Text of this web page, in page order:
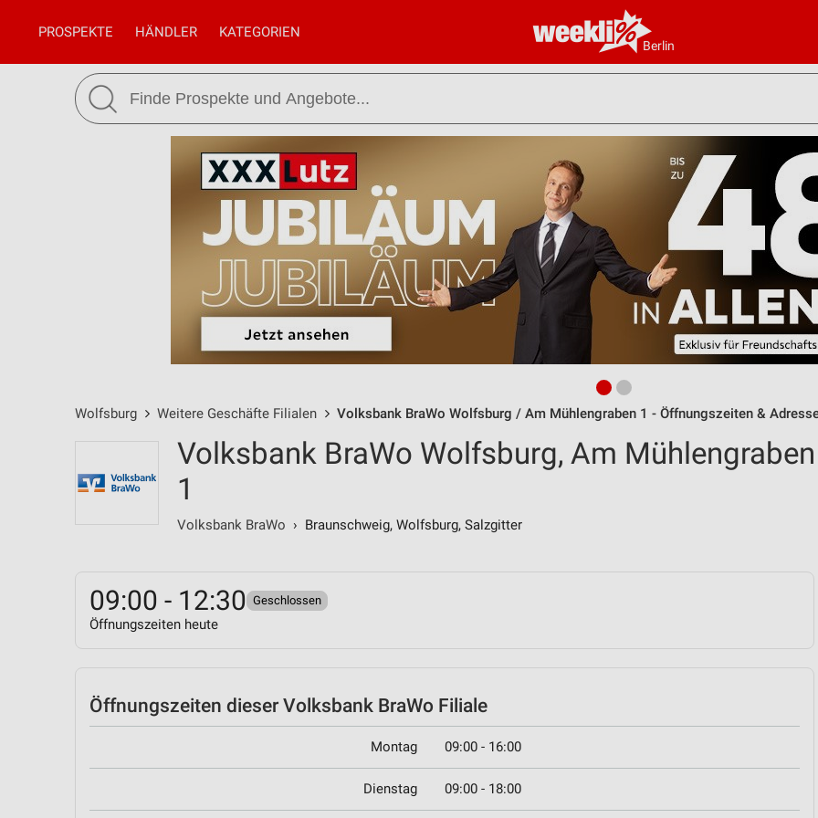
Berlin
PROSPEKTE HÄNDLER KATEGORIEN
Wolfsburg Weitere Geschäfte Filialen Volksbank BraWo Wolfsburg / Am Mühlengraben 1 - Öffnungszeiten &
Volksbank BraWo Wolfsburg, Am Mühlengraben
1
Volksbank BraWo › Braunschweig, Wolfsburg, Salzgitter
09:00 - 12:30 Geschlossen
Öffnungszeiten heute
Öffnungszeiten dieser Volksbank BraWo Filiale
Montag 09:00 - 16:00
Dienstag 09:00 - 18:00